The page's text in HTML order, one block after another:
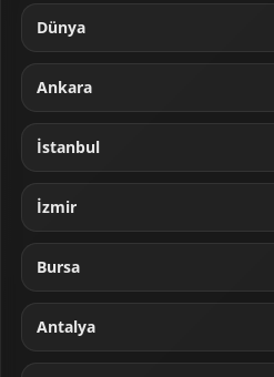
Dünya
Ankara
İstanbul
İzmir
Bursa
Antalya